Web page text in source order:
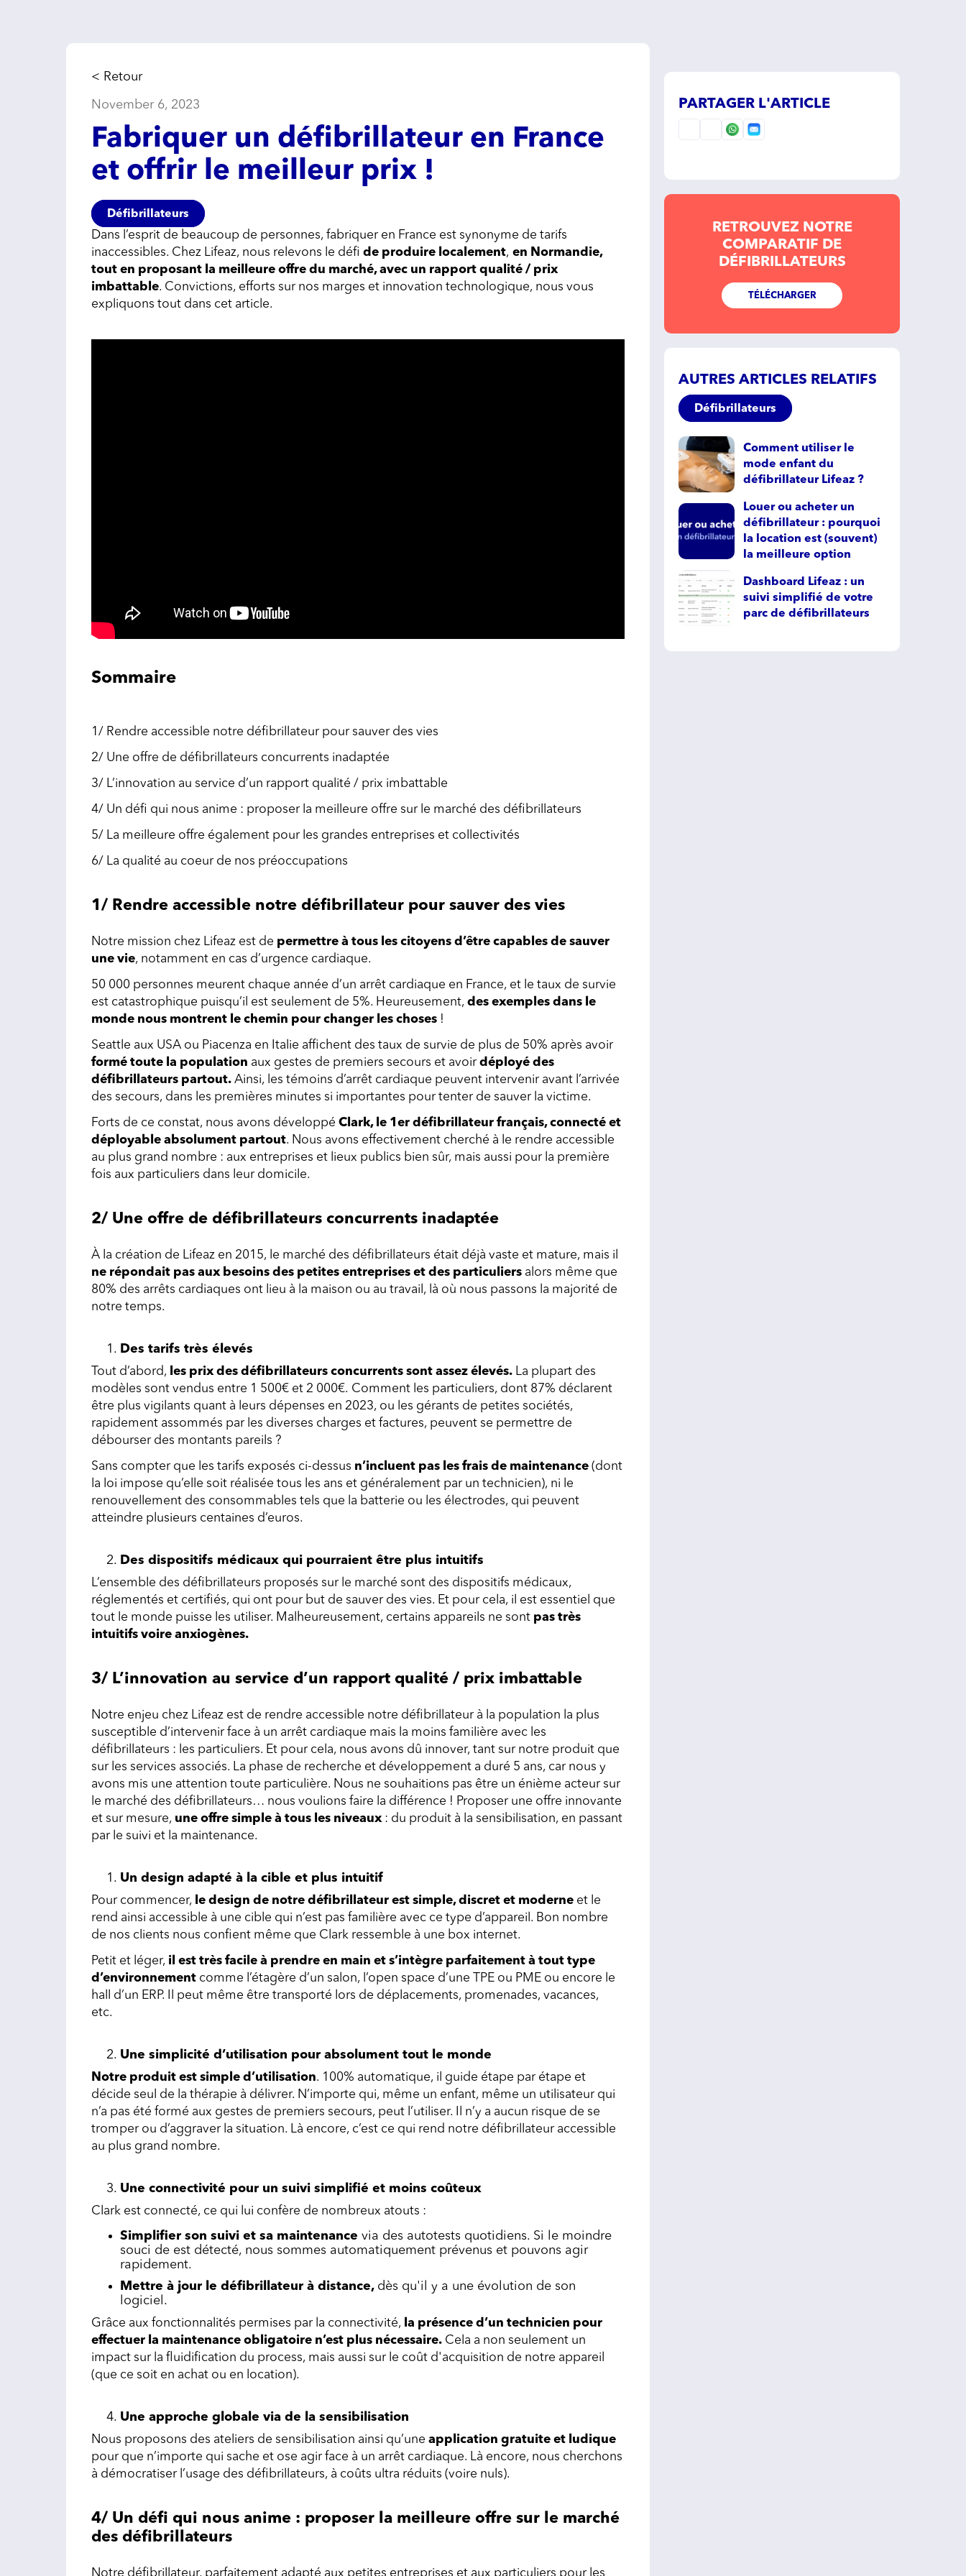
< Retour
November 6, 2023
Fabriquer un défibrillateur en France
et offrir le meilleur prix !
Défibrillateurs
Dans l’esprit de beaucoup de personnes, fabriquer en France est synonyme de tarifs
inaccessibles. Chez Lifeaz, nous relevons le défi de produire localement, en Normandie,
tout en proposant la meilleure offre du marché, avec un rapport qualité / prix
imbattable. Convictions, efforts sur nos marges et innovation technologique, nous vous
expliquons tout dans cet article.
Sommaire
1/ Rendre accessible notre défibrillateur pour sauver des vies
2/ Une offre de défibrillateurs concurrents inadaptée
3/ L’innovation au service d’un rapport qualité / prix imbattable
4/ Un défi qui nous anime : proposer la meilleure offre sur le marché des défibrillateurs
5/ La meilleure offre également pour les grandes entreprises et collectivités
6/ La qualité au coeur de nos préoccupations
1/ Rendre accessible notre défibrillateur pour sauver des vies
Notre mission chez Lifeaz est de permettre à tous les citoyens d’être capables de sauver
une vie, notamment en cas d’urgence cardiaque.
50 000 personnes meurent chaque année d’un arrêt cardiaque en France, et le taux de survie
est catastrophique puisqu’il est seulement de 5%. Heureusement, des exemples dans le
monde nous montrent le chemin pour changer les choses !
Seattle aux USA ou Piacenza en Italie affichent des taux de survie de plus de 50% après avoir
formé toute la population aux gestes de premiers secours et avoirdéployé des
défibrillateurs partout. Ainsi, les témoins d’arrêt cardiaque peuvent intervenir avant l’arrivée
des secours, dans les premières minutes si importantes pour tenter de sauver la victime.
Forts de ce constat, nous avons développé Clark, le 1er défibrillateur français, connecté et
déployable absolument partout. Nous avons effectivement cherché à le rendre accessible
au plus grand nombre : aux entreprises et lieux publics bien sûr, mais aussi pour la première
fois aux particuliers dans leur domicile.
2/ Une offre de défibrillateurs concurrents inadaptée
À la création de Lifeaz en 2015, le marché des défibrillateurs était déjà vaste et mature, mais il
ne répondait pas aux besoins des petites entreprises et des particuliers alors même que
80% des arrêts cardiaques ont lieu à la maison ou au travail, là où nous passons la majorité de
notre temps.
Des tarifs très élevés
Tout d’abord, les prix des défibrillateurs concurrents sont assez élevés. La plupart des
modèles sont vendus entre 1 500€ et 2 000€. Comment les particuliers, dont 87% déclarent
être plus vigilants quant à leurs dépenses en 2023, ou les gérants de petites sociétés,
rapidement assommés par les diverses charges et factures, peuvent se permettre de
débourser des montants pareils ?
Sans compter que les tarifs exposés ci-dessus n’incluent pas les frais de maintenance (dont
la loi impose qu’elle soit réalisée tous les ans et généralement par un technicien), ni le
renouvellement des consommables tels que la batterie ou les électrodes, qui peuvent
atteindre plusieurs centaines d’euros.
Des dispositifs médicaux qui pourraient être plus intuitifs
L’ensemble des défibrillateurs proposés sur le marché sont des dispositifs médicaux,
réglementés et certifiés, qui ont pour but de sauver des vies. Et pour cela, il est essentiel que
tout le monde puisse les utiliser. Malheureusement, certains appareils ne sont pas très
intuitifs voire anxiogènes.
3/ L’innovation au service d’un rapport qualité / prix imbattable
Notre enjeu chez Lifeaz est de rendre accessible notre défibrillateur à la population la plus
susceptible d’intervenir face à un arrêt cardiaque mais la moins familière avec les
défibrillateurs : les particuliers. Et pour cela, nous avons dû innover, tant sur notre produit que
sur les services associés. La phase de recherche et développement a duré 5 ans, car nous y
avons mis une attention toute particulière. Nous ne souhaitions pas être un énième acteur sur
le marché des défibrillateurs… nous voulions faire la différence ! Proposer une offre innovante
et sur mesure, une offre simple à tous les niveaux: du produit à la sensibilisation, en passant
par le suivi et la maintenance.
Un design adapté à la cible et plus intuitif
Pour commencer, le design de notre défibrillateur est simple, discret et moderne et le
rend ainsi accessible à une cible qui n’est pas familière avec ce type d’appareil. Bon nombre
de nos clients nous confient même que Clark ressemble à une box internet.
Petit et léger, il est très facile à prendre en main et s’intègre parfaitement à tout type
d’environnement comme l’étagère d’un salon, l’open space d’une TPE ou PME ou encore le
hall d’un ERP. Il peut même être transporté lors de déplacements, promenades, vacances,
etc.
Une simplicité d’utilisation pour absolument tout le monde
Notre produit est simple d’utilisation. 100% automatique, il guide étape par étape et
décide seul de la thérapie à délivrer. N’importe qui, même un enfant, même un utilisateur qui
n’a pas été formé aux gestes de premiers secours, peut l’utiliser. Il n’y a aucun risque de se
tromper ou d’aggraver la situation. Là encore, c’est ce qui rend notre défibrillateur accessible
au plus grand nombre.
Une connectivité pour un suivi simplifié et moins coûteux
Clark est connecté, ce qui lui confère de nombreux atouts :
Simplifier son suivi et sa maintenance via des autotests quotidiens. Si le moindre
souci de est détecté, nous sommes automatiquement prévenus et pouvons agir
rapidement.
Mettre à jour le défibrillateur à distance, dès qu'il y a une évolution de son
logiciel.
Grâce aux fonctionnalités permises par la connectivité, la présence d’un technicien pour
effectuer la maintenance obligatoire n’est plus nécessaire. Cela a non seulement un
impact sur la fluidification du process, mais aussi sur le coût d'acquisition de notre appareil
(que ce soit en achat ou en location).
Une approche globale via de la sensibilisation
Nous proposons des ateliers de sensibilisation ainsi qu’une application gratuite et ludique
pour que n’importe qui sache et ose agir face à un arrêt cardiaque. Là encore, nous cherchons
à démocratiser l’usage des défibrillateurs, à coûts ultra réduits (voire nuls).
4/ Un défi qui nous anime : proposer la meilleure offre sur le marché
des défibrillateurs
Notre défibrillateur, parfaitement adapté aux petites entreprises et aux particuliers pour les
PARTAGER L'ARTICLE
RETROUVEZ NOTRE
COMPARATIF DE
DÉFIBRILLATEURS
TÉLÉCHARGER
AUTRES ARTICLES RELATIFS
Défibrillateurs
Comment utiliser le
mode enfant du
défibrillateur Lifeaz ?
Louer ou acheter un
défibrillateur : pourquoi
la location est (souvent)
la meilleure option
Dashboard Lifeaz : un
suivi simplifié de votre
parc de défibrillateurs